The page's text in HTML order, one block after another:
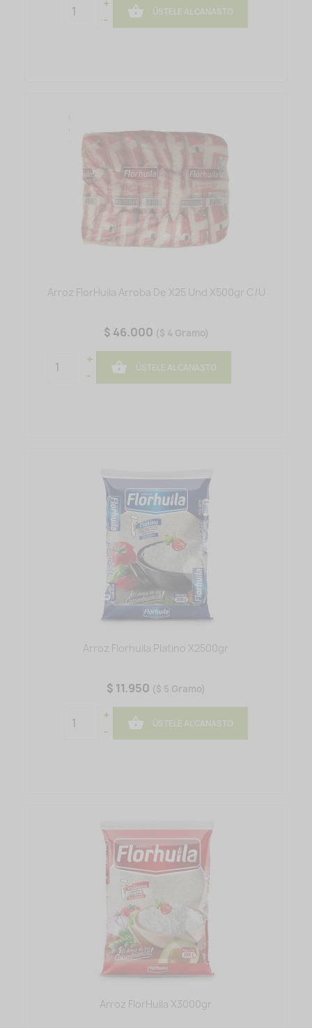
+
-
 ÚSTELE AL CANASTO
Arroz FlorHuila Arroba De X25 Und X500gr C/u
$ 46.000 ($ 4 Gramo)
+
-
 ÚSTELE AL CANASTO
Arroz Florhuila Platino X2500gr
$ 11.950 ($ 5 Gramo)
+
-
 ÚSTELE AL CANASTO
Arroz FlorHuila X3000gr